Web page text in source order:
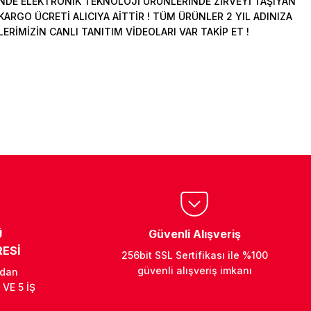
ÜCRETİ ALICIYA AİTTİR ! TÜM ÜRÜNLER 2 YIL ADINIZA
CANLI TANITIM VİDEOLARI VAR TAKİP ET !
5 İŞ
Güvenli Alışveriş
256bit SSL Sertifikası ile %100
güvenli alışveriş imkanı